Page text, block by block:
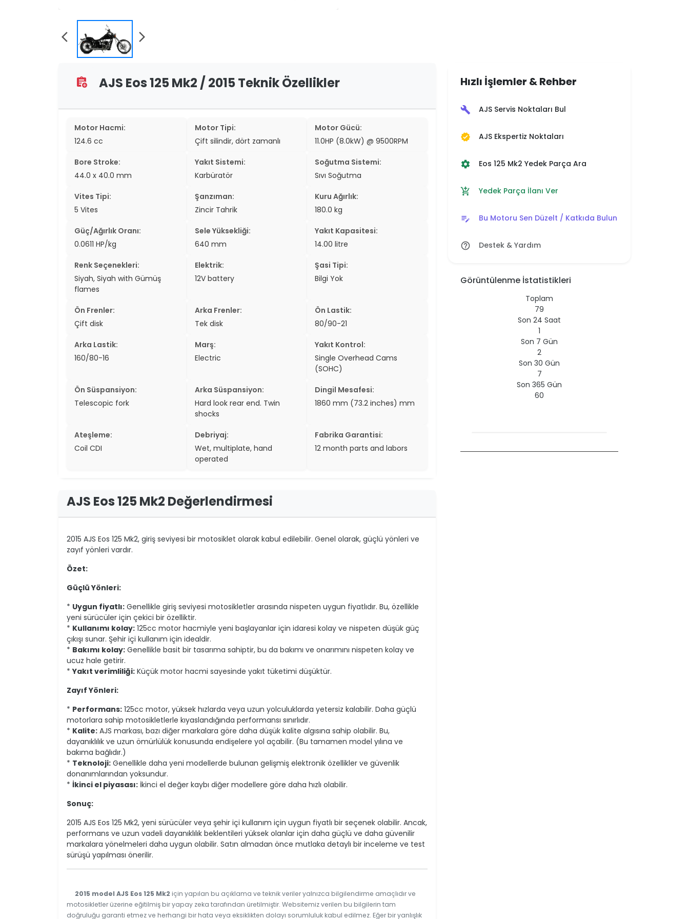
arrow_back_ios arrow_forward_ios
assignment_add AJS Eos 125 Mk2 / 2015 Teknik Özellikler
Motor Hacmi:
124.6 cc
Motor Tipi:
Çift silindir, dört zamanlı
Motor Gücü:
11.0HP (8.0kW) @ 9500RPM
Bore Stroke:
44.0 x 40.0 mm
Yakıt Sistemi:
Karbüratör
Soğutma Sistemi:
Sıvı Soğutma
Vites Tipi:
5 Vites
Şanzıman:
Zincir Tahrik
Kuru Ağırlık:
180.0 kg
Güç/Ağırlık Oranı:
0.0611 HP/kg
Sele Yüksekliği:
640 mm
Yakıt Kapasitesi:
14.00 litre
Renk Seçenekleri:
Siyah, Siyah with Gümüş
flames
Elektrik:
12V battery
Şasi Tipi:
Bilgi Yok
Ön Frenler:
Çift disk
Arka Frenler:
Tek disk
Ön Lastik:
80/90-21
Arka Lastik:
160/80-16
Marş:
Electric
Yakıt Kontrol:
Single Overhead Cams
(SOHC)
Ön Süspansiyon:
Telescopic fork
Arka Süspansiyon:
Hard look rear end. Twin
shocks
Dingil Mesafesi:
1860 mm (73.2 inches) mm
Ateşleme:
Coil CDI
Debriyaj:
Wet, multiplate, hand
operated
Fabrika Garantisi:
12 month parts and labors
AJS Eos 125 Mk2 Değerlendirmesi
2015 AJS Eos 125 Mk2, giriş seviyesi bir motosiklet olarak kabul edilebilir. Genel olarak, güçlü yönleri ve
zayıf yönleri vardır.
Özet:
Güçlü Yönleri:
* Uygun fiyatlı: Genellikle giriş seviyesi motosikletler arasında nispeten uygun fiyatlıdır. Bu, özellikle
yeni sürücüler için çekici bir özelliktir.
* Kullanımı kolay: 125cc motor hacmiyle yeni başlayanlar için idaresi kolay ve nispeten düşük güç
çıkışı sunar. Şehir içi kullanım için idealdir.
* Bakımı kolay: Genellikle basit bir tasarıma sahiptir, bu da bakımı ve onarımını nispeten kolay ve
ucuz hale getirir.
*Yakıt verimliliği: Küçük motor hacmi sayesinde yakıt tüketimi düşüktür.
Zayıf Yönleri:
* Performans: 125cc motor, yüksek hızlarda veya uzun yolculuklarda yetersiz kalabilir. Daha güçlü
motorlara sahip motosikletlerle kıyaslandığında performansı sınırlıdır.
* Kalite: AJS markası, bazı diğer markalara göre daha düşük kalite algısına sahip olabilir. Bu,
dayanıklılık ve uzun ömürlülük konusunda endişelere yol açabilir. (Bu tamamen model yılına ve
bakıma bağlıdır.)
* Teknoloji: Genellikle daha yeni modellerde bulunan gelişmiş elektronik özellikler ve güvenlik
donanımlarından yoksundur.
* İkinci el piyasası: İkinci el değer kaybı diğer modellere göre daha hızlı olabilir.
Sonuç:
2015 AJS Eos 125 Mk2, yeni sürücüler veya şehir içi kullanım için uygun fiyatlı bir seçenek olabilir. Ancak,
performans ve uzun vadeli dayanıklılık beklentileri yüksek olanlar için daha güçlü ve daha güvenilir
markalara yönelmeleri daha uygun olabilir. Satın almadan önce mutlaka detaylı bir inceleme ve test
sürüşü yapılması önerilir.
2015 model AJS Eos 125 Mk2 için yapılan bu açıklama ve teknik veriler yalnızca bilgilendirme amaçlıdır ve
motosikletler üzerine eğitilmiş bir yapay zeka tarafından üretilmiştir. Websitemiz verilen bu bilgilerin tam
doğruluğu garanti etmez ve herhangi bir hata veya eksiklikten dolayı sorumluluk kabul edilmez. Eğer bir yanlışlık
Hızlı İşlemler & Rehber
build AJS Servis Noktaları Bul
verified AJS Ekspertiz Noktaları
settings Eos 125 Mk2 Yedek Parça Ara
add_shopping_cart Yedek Parça İlanı Ver
edit_note Bu Motoru Sen Düzelt / Katkıda Bulun
help_outline Destek & Yardım
Görüntülenme İstatistikleri
Toplam
79
Son 24 Saat
1
Son 7 Gün
2
Son 30 Gün
7
Son 365 Gün
60